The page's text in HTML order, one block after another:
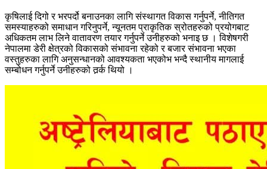
कृषिलाई दिगो र भरपर्दो बनाउनका लागि संस्थागत विकास गर्नुपर्ने, नीतिगत
समस्याहरुको समाधान गरिनुपर्ने, न्यूनतम प्राकृतिक स्रोतहरुको प्रयोगबाट
अधिकतम लाभ लिने वातावरण तयार गर्नुपर्ने उनीहरुको भनाइ छ । विशेषगरी
नेपालमा डेरी क्षेत्रको विकासको संभावना रहेको र बजार संभावना भएका
वस्तुहरुका लागि अनुसन्धानको आवश्यकता भएकोभ भन्दै स्थानीय मागलाई
सम्बोधन गर्नुपर्ने उनीहरुको तर्र्क थियो ।